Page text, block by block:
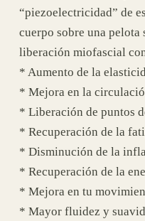
“piezoelectricidad” de
cuerpo sobre una
liberación miofascial
* Aumento de la
* Mejora en la
* Liberación de puntos
* Recuperación de la
* Disminución de la
* Recuperación de la
* Mejora en tu
* Mayor fluidez y